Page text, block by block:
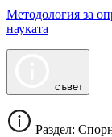
Методология за
науката
съвет
Раздел: